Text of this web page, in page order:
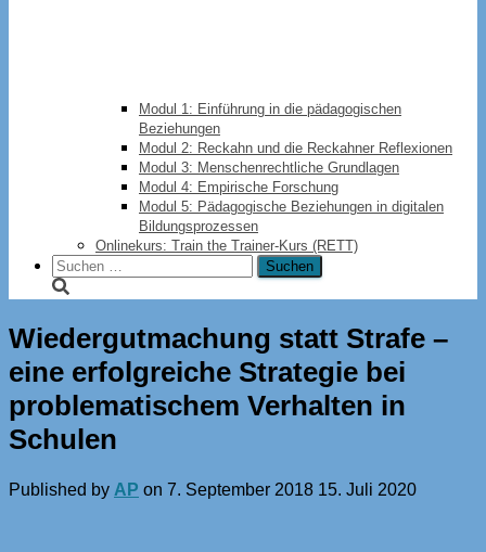
Modul 1: Einführung in die pädagogischen
Beziehungen
Modul 2: Reckahn und die Reckahner Reflexionen
Modul 3: Menschenrechtliche Grundlagen
Modul 4: Empirische Forschung
Modul 5: Pädagogische Beziehungen in digitalen
Bildungsprozessen
Onlinekurs: Train the Trainer-Kurs (RETT)
Suchen
nach:
Wiedergutmachung statt Strafe –
eine erfolgreiche Strategie bei
problematischem Verhalten in
Schulen
Published by AP on 7. September 2018 15. Juli 2020